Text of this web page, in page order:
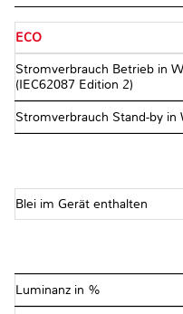
ECO
Stromverbrauch Betrieb in
(IEC62087 Edition 2)
Stromverbrauch Stand-by in
Blei im Gerät enthalten
Luminanz in %